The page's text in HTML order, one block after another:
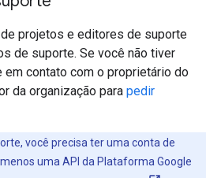
projetos e editores de suporte
de suporte. Se você não tiver
contato com o proprietário do
da organização para pedir
você precisa ter uma conta de
uma API da Plataforma Google